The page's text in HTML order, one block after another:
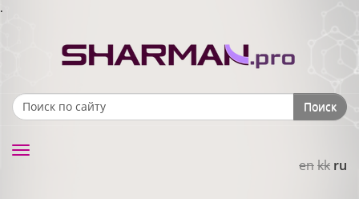
.
Search form Поиск
enkk ru
Toggle